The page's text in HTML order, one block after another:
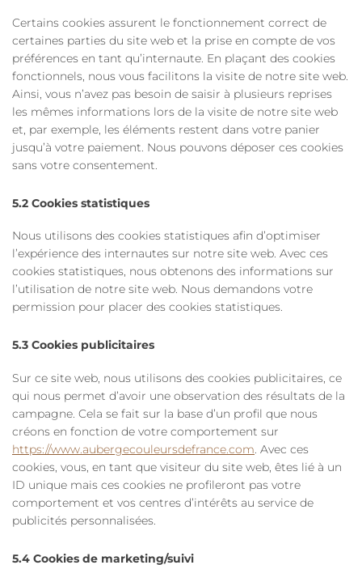
Certains cookies assurent le fonctionnement correct de
certaines parties du site web et la prise en compte de vos
préférences en tant qu’internaute. En plaçant des cookies
fonctionnels, nous vous facilitons la visite de notre site web.
Ainsi, vous n’avez pas besoin de saisir à plusieurs reprises
les mêmes informations lors de la visite de notre site web
et, par exemple, les éléments restent dans votre panier
jusqu’à votre paiement. Nous pouvons déposer ces cookies
sans votre consentement.
5.2 Cookies statistiques
Nous utilisons des cookies statistiques afin d’optimiser
l’expérience des internautes sur notre site web. Avec ces
cookies statistiques, nous obtenons des informations sur
l’utilisation de notre site web. Nous demandons votre
permission pour placer des cookies statistiques.
5.3 Cookies publicitaires
Sur ce site web, nous utilisons des cookies publicitaires, ce
qui nous permet d’avoir une observation des résultats de la
campagne. Cela se fait sur la base d’un profil que nous
créons en fonction de votre comportement sur
https://www.aubergecouleursdefrance.com . Avec ces
cookies, vous, en tant que visiteur du site web, êtes lié à un
ID unique mais ces cookies ne profileront pas votre
comportement et vos centres d’intérêts au service de
publicités personnalisées.
5.4 Cookies de marketing/suivi